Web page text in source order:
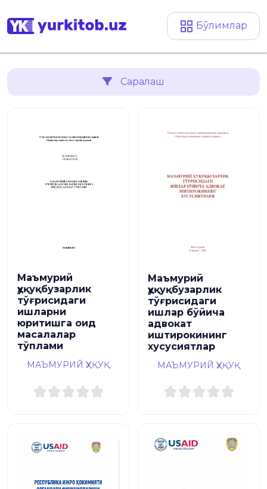
Бўлимлар
Саралаш
Маъмурий
ҳуқуқбузарлик
тўғрисидаги
ишларни
юритишга оид
масалалар
тўплами
МАЪМУРИЙ ҲУҚУҚ
Маъмурий
ҳуқуқбузарлик
тўғрисидаги
ишлар бўйича
адвокат
иштирокининг
хусусиятлар
МАЪМУРИЙ ҲУҚУҚ